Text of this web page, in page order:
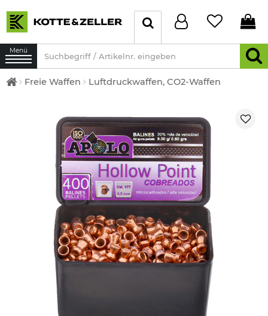
Menü
Freie Waffen Luftdruckwaffen, CO2-Waffen